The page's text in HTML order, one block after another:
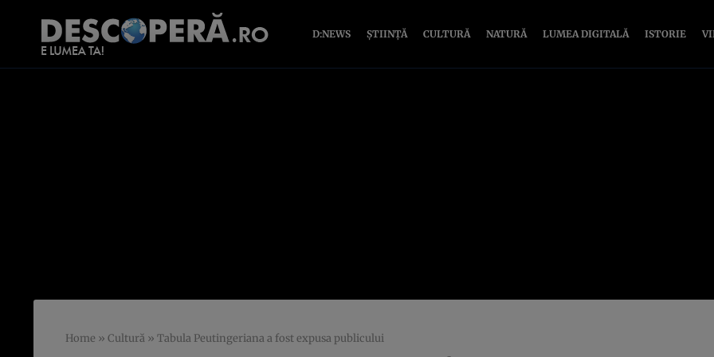
D:NEWS ȘTIINȚĂ CULTURĂ NATURĂ LUMEA DIGITALĂ ISTORIE
Home » Cultură » Tabula Peutingeriana a fost expusa publicului